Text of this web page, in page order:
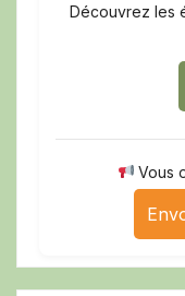
Découvrez les
Vous